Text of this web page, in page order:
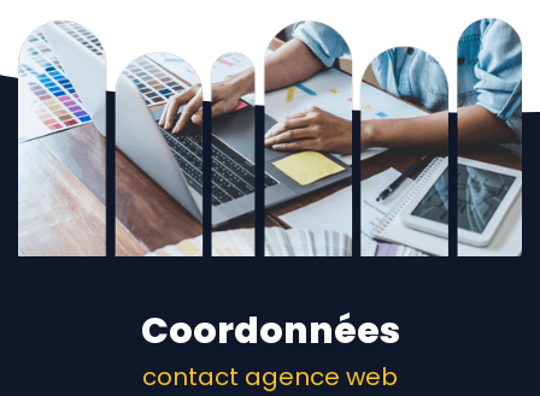
Coordonnées
contact agence web